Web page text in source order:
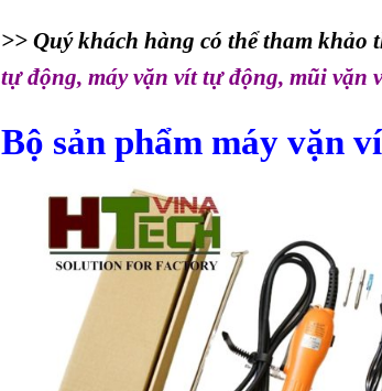
>> Quý khách hàng có thể tham
tự động, máy vặn vít tự động, mũi vặn
Bộ sản phẩm máy vặn